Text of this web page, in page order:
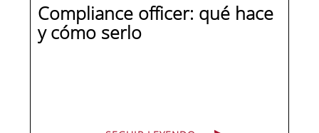
Compliance officer: qué hace
y cómo serlo